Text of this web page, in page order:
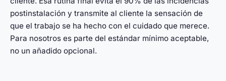
postinstalación y transmite al cliente la sensación de
que el trabajo se ha hecho con el cuidado que merece.
Para nosotros es parte del estándar mínimo aceptable,
no un añadido opcional.